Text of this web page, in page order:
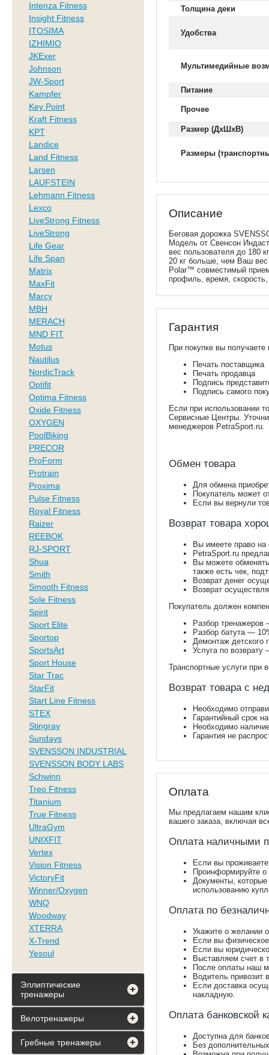
Толщина деки
Удобства
Мультимедийные
Питание
Прочее
Размер (ДхШхВ)
Размеры
Описание
Беговая дорожка
Модель от Свенсон
вес пользователя до 180
20 кг больше, чем Ваш вес
Polar™ совместимый
профиль, время,
Гарантия
При покупке вы
Печать поставщика
Печать продавца
Подпись
Подпись самого
Если при использовании
Сервисные Центры.
менеджеров PetraSport.ru.
Обмен товара
Для обмена
Покупатель может
Если вы вернули
Возврат товара
Вы имеете право
PetraSport.ru
Вы можете
также есть чек,
Возврат денег
Возврат
Покупатель должен
Разбор тренажеров
Разбор батута —
Демонтаж детского
Услуга по возврату
Транспортные услуги при
Возврат товара с
Необходимо
Гарантийный срок
Необходимо
Гарантия не
Оплата
Мы предлагаем нашим
вашего заказа, включая
Оплата наличными
Если вы
Проинформируйте
Документы, которые
использованию
Оплата по
Укажите о желании
Если вы
Если вы
Выставляем счет в
После оплаты наш
Водитель привозит
Если доставка
накладную.
Оплата банковской
Доступна для
Без
Intenza Fitness
Insight Fitness
ITOSIMA
IZHIMIO
JKExer
Johnson
JW-Sport
Kampfer
Key Point
Kraft Fitness
KPT
Landice
Land Fitness
Larsen
LAUFSTEIN
Lehmann Fitness
Lexco
LiveStrong Fitness
LiveStrong
Life Gear
Life Span
Matrix
MaxFit
Marcy
MBH
MERACH
MND FIT
Motus
Nautilus
NordicTrack
Optifit
Optima Fitness
Oxide Fitness
OXYGEN
PoolBiking
PRECOR
ProForm
Protrain
Proxima
Pulse Fitness
Royal Fitness
Raizer
REEBOK
RJ-SPORT
Shua
Smith
Smooth Fitness
Sole Fitness
Spirit
Sport Elite
Sportop
SportsArt
Sport House
Star Trac
StarFit
Start Line Fitness
STEX
Stingray
Sundays
SVENSSON INDUSTRIAL
SVENSSON BODY LABS
Schwinn
Treo Fitness
Titanium
True Fitness
UltraGym
UNIXFIT
Vertex
Vision Fitness
VictoryFit
Winner/Oxygen
WNQ
Woodway
XTERRA
X-Trend
Yesoul
Эллиптические
тренажеры
Велотренажеры
Гребные тренажеры